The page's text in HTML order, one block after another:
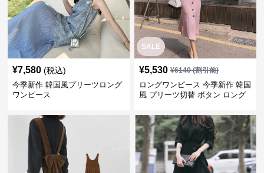
¥7,580 (税込)
今季新作 韓国風プリーツロング
ワンピース
SALE
¥5,530 ¥6140(割引前)
ロングワンピース 今季新作 韓国
風 プリーツ切替 ボタン ロング